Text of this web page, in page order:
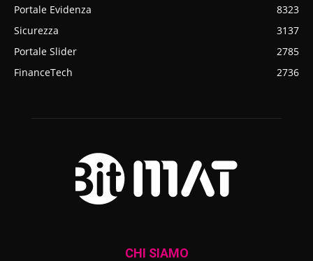
Portale Evidenza
8323
Sicurezza
3137
Portale Slider
2785
FinanceTech
2736
CHI SIAMO